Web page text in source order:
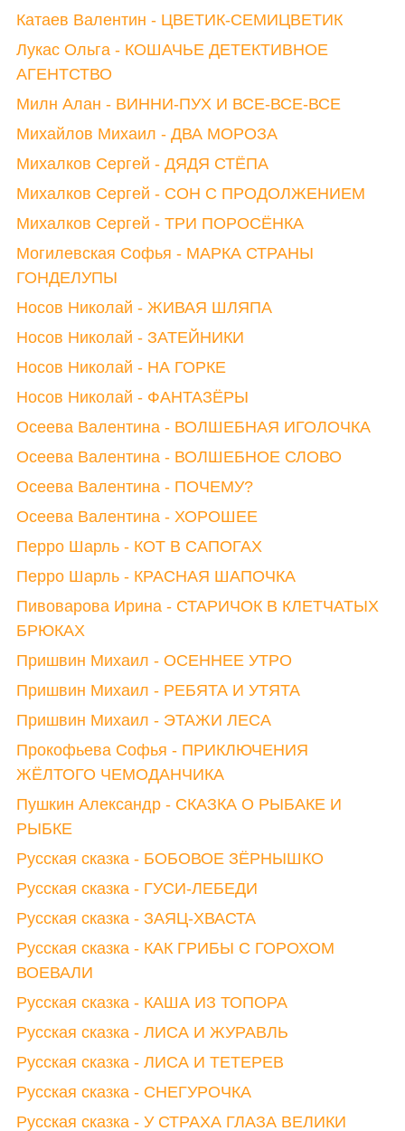
Катаев Валентин - ЦВЕТИК-СЕМИЦВЕТИК
Лукас Ольга - КОШАЧЬЕ ДЕТЕКТИВНОЕ
АГЕНТСТВО
Милн Алан - ВИННИ-ПУХ И ВСЕ-ВСЕ-ВСЕ
Михайлов Михаил - ДВА МОРОЗА
Михалков Сергей - ДЯДЯ СТЁПА
Михалков Сергей - СОН С ПРОДОЛЖЕНИЕМ
Михалков Сергей - ТРИ ПОРОСЁНКА
Могилевская Софья - МАРКА СТРАНЫ
ГОНДЕЛУПЫ
Носов Николай - ЖИВАЯ ШЛЯПА
Носов Николай - ЗАТЕЙНИКИ
Носов Николай - НА ГОРКЕ
Носов Николай - ФАНТАЗЁРЫ
Осеева Валентина - ВОЛШЕБНАЯ ИГОЛОЧКА
Осеева Валентина - ВОЛШЕБНОЕ СЛОВО
Осеева Валентина - ПОЧЕМУ?
Осеева Валентина - ХОРОШЕЕ
Перро Шарль - КОТ В САПОГАХ
Перро Шарль - КРАСНАЯ ШАПОЧКА
Пивоварова Ирина - СТАРИЧОК В КЛЕТЧАТЫХ
БРЮКАХ
Пришвин Михаил - ОСЕННЕЕ УТРО
Пришвин Михаил - РЕБЯТА И УТЯТА
Пришвин Михаил - ЭТАЖИ ЛЕСА
Прокофьева Софья - ПРИКЛЮЧЕНИЯ
ЖЁЛТОГО ЧЕМОДАНЧИКА
Пушкин Александр - СКАЗКА О РЫБАКЕ И
РЫБКЕ
Русская сказка - БОБОВОЕ ЗЁРНЫШКО
Русская сказка - ГУСИ-ЛЕБЕДИ
Русская сказка - ЗАЯЦ-ХВАСТА
Русская сказка - КАК ГРИБЫ С ГОРОХОМ
ВОЕВАЛИ
Русская сказка - КАША ИЗ ТОПОРА
Русская сказка - ЛИСА И ЖУРАВЛЬ
Русская сказка - ЛИСА И ТЕТЕРЕВ
Русская сказка - СНЕГУРОЧКА
Русская сказка - У СТРАХА ГЛАЗА ВЕЛИКИ